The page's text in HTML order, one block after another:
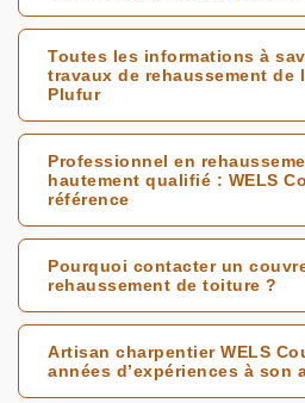
Toutes les informations à
travaux de rehaussement de
Plufur
Professionnel en
hautement qualifié : WELS
référence
Pourquoi contacter un
rehaussement de toiture ?
Artisan charpentier WELS
années d’expériences à son